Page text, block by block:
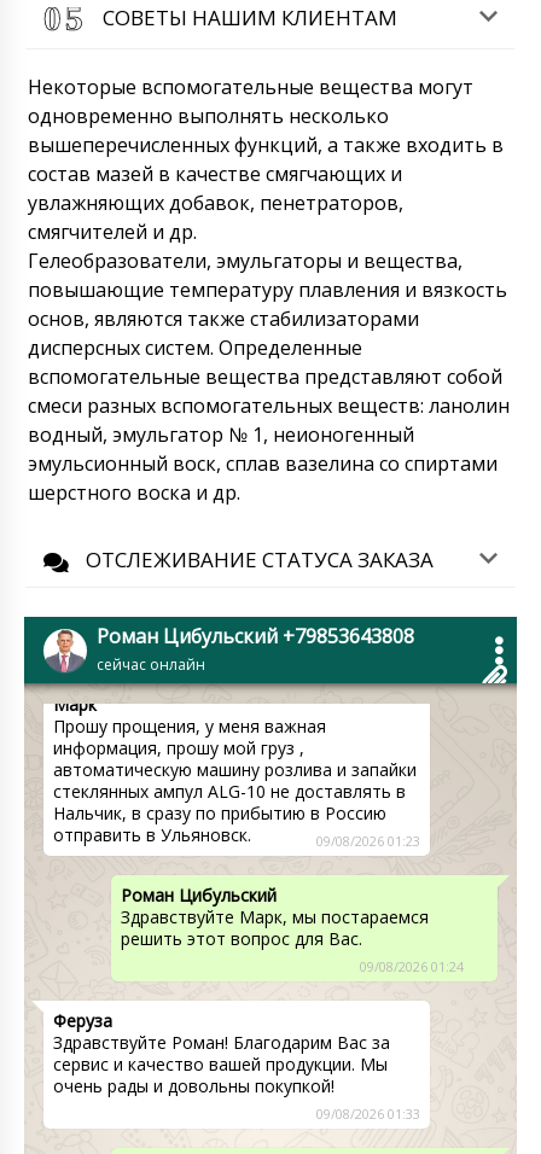
СОВЕТЫ НАШИМ КЛИЕНТАМ
Некоторые вспомогательные вещества могут
одновременно выполнять несколько
вышеперечисленных функций, а также входить в
состав мазей в качестве смягчающих и
увлажняющих добавок, пенетраторов,
смягчителей и др.
Гелеобразователи, эмульгаторы и вещества,
повышающие температуру плавления и вязкость
основ, являются также стабилизаторами
дисперсных систем. Определенные
вспомогательные вещества представляют собой
смеси разных вспомогательных веществ: ланолин
водный, эмульгатор № 1, неионогенный
эмульсионный воск, сплав вазелина со спиртами
шерстного воска и др.
ОТСЛЕЖИВАНИЕ СТАТУСА ЗАКАЗА
Роман Цибульский +79853643808
сейчас онлайн
Анжелика
Здравствуйте, быстро спрошу , что с
для запайки пластиковых туб HX-7, договор
№ 11 ???
09/08/2026 01:03
Роман Цибульский
Анжелика, добрый день! Ваши позиции
производят разные фабрики, по HX-7
фабрика сообщила, что уже 90%
готовности, по BG-80 ждем ответ во
второй половине дня. Мы сразу же
отпишемся.
09/08/2026 01:06
Чулпан
Автоматическая блистерная машина для
упаковки ПВХ+картон LW-35 с доставкой в
Тараз. Хотим отследить статус доставки.
09/08/2026 01:13
Казахстан. Сейчас он на складе
времени доставки в ваш город.
Марк
Прошу прощения, у меня важная
информация, прошу мой груз ,
автоматическую машину розлива и запайки
стеклянных ампул ALG-10 не доставлять в
Нальчик, в сразу по прибытию в Россию
отправить в Ульяновск.
09/08/2026 01:23
Роман Цибульский
Здравствуйте Марк, мы постараемся
решить этот вопрос для Вас.
09/08/2026 01:24
Феруза
Здравствуйте Роман! Благодарим Вас за
сервис и качество вашей продукции. Мы
очень рады и довольны покупкой!
09/08/2026 01:33